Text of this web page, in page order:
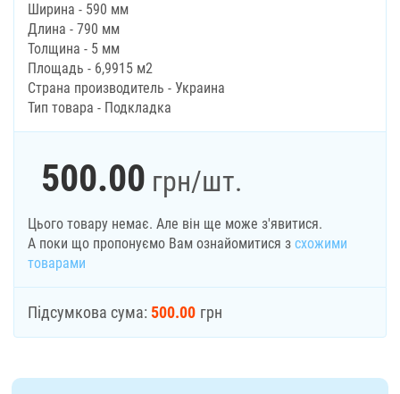
Ширина - 590 мм
Длина - 790 мм
Толщина - 5 мм
Площадь - 6,9915 м2
Страна производитель - Украина
Тип товара - Подкладка
500.00 грн/шт.
Цього товару немає. Але він ще може з'явитися.
А поки що пропонуємо Вам ознайомитися з схожими
товарами
Підсумкова сума: 500.00 грн